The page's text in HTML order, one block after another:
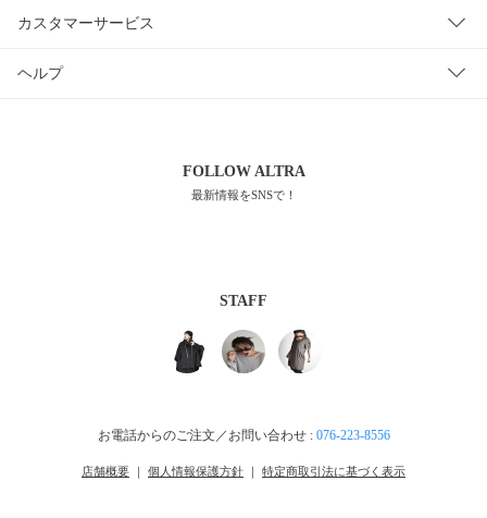
カスタマーサービス
ヘルプ
FOLLOWALTRA
最新情報をSNSで！
STAFF
お電話からのご注文／お問い合わせ : 076-223-8556
店舗概要 ｜ 個人情報保護方針 ｜ 特定商取引法に基づく表示